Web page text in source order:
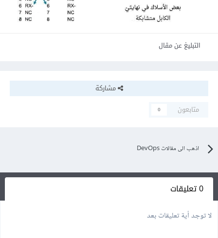
التبليغ عن مقال
مشاركة
متابعون
0
اذهب الى مقالات DevOps
0 تعليقات
لا توجد أية تعليقات بعد